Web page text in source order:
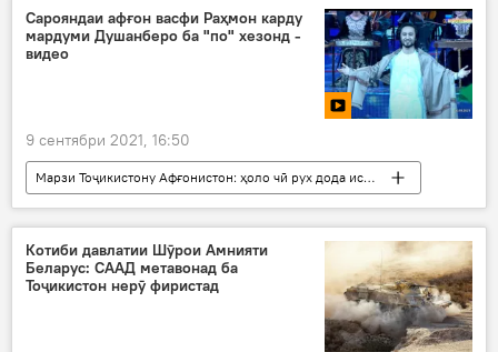
Сарояндаи афғон васфи Раҳмон карду
мардуми Душанберо ба "по" хезонд -
видео
9 сентябри 2021, 16:50
Марзи Тоҷикистону Афғонистон: ҳоло чӣ рух дода истодааст?
Дар Тоҷикистон
Эмомалӣ Раҳмон
Афғонистон
Истиқлол суруд
Котиби давлатии Шӯрои Амнияти
Беларус: СААД метавонад ба
Тоҷикистон нерӯ фиристад